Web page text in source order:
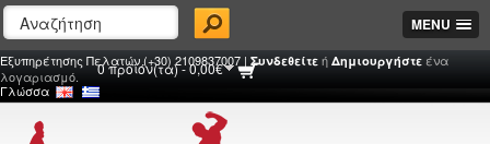
MENU
Γλώσσα
0 προϊόν(τα) - 0,00€
Εξυπηρέτησης Πελατών (+30) 2109837007 | Συνδεθείτε ή Δημιουργήστε ένα
λογαριασμό.